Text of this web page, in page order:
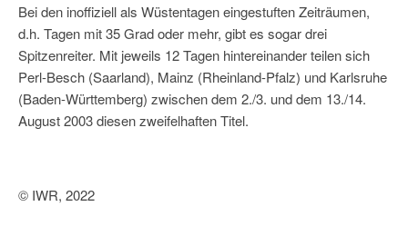
Bei den inoffiziell als Wüstentagen eingestuften Zeiträumen,
d.h. Tagen mit 35 Grad oder mehr, gibt es sogar drei
Spitzenreiter. Mit jeweils 12 Tagen hintereinander teilen sich
Perl-Besch (Saarland), Mainz (Rheinland-Pfalz) und Karlsruhe
(Baden-Württemberg) zwischen dem 2./3. und dem 13./14.
August 2003 diesen zweifelhaften Titel.
© IWR, 2022